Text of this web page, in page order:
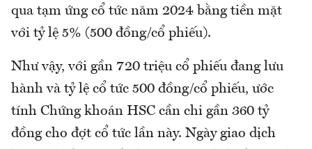
qua tạm ứng cổ tức năm 2024 bằng tiền mặt
với tỷ lệ 5% (500 đồng/cổ phiếu).
Như vậy, với gần 720 triệu cổ phiếu đang lưu
hành và tỷ lệ cổ tức 500 đồng/cổ phiếu, ước
tính Chứng khoán HSC cần chi gần 360 tỷ
đồng cho đợt cổ tức lần này. Ngày giao dịch